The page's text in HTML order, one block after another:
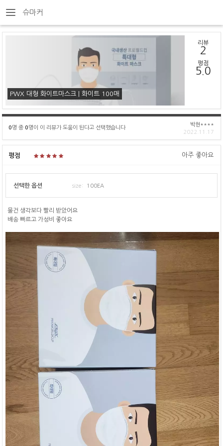
슈마커
PWX 대형 화이트마스크 | 화이트 100매
리뷰
2
평점
5.0
0명 중 0명이 이 리뷰가 도움이 된다고 선택했습니다
박현****
2022.11.17
평점 아주 좋아요
선택한 옵션 size: 100EA
물건 생각보다 빨리 받았어요
배송 빠르고 가성비 좋아요